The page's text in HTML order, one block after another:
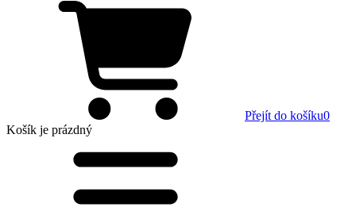
Přejít do košíku0
Košík je prázdný